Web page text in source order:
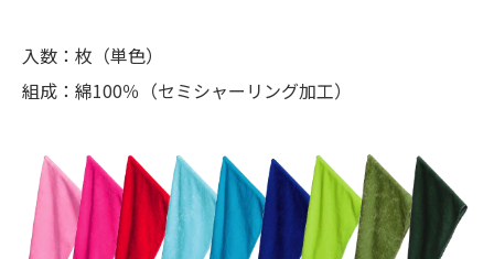
入数：枚（単色）
組成：綿100％（セミシャーリング加工）